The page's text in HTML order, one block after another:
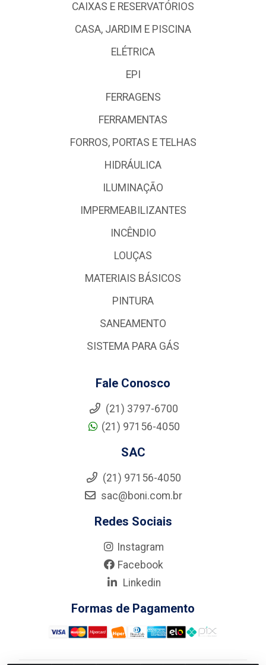
CAIXAS E RESERVATÓRIOS
CASA, JARDIM E PISCINA
ELÉTRICA
EPI
FERRAGENS
FERRAMENTAS
FORROS, PORTAS E TELHAS
HIDRÁULICA
ILUMINAÇÃO
IMPERMEABILIZANTES
INCÊNDIO
LOUÇAS
MATERIAIS BÁSICOS
PINTURA
SANEAMENTO
SISTEMA PARA GÁS
Fale Conosco
(21) 3797-6700
(21) 97156-4050
SAC
(21) 97156-4050
sac@boni.com.br
Redes Sociais
Instagram
Facebook
Linkedin
Formas de Pagamento